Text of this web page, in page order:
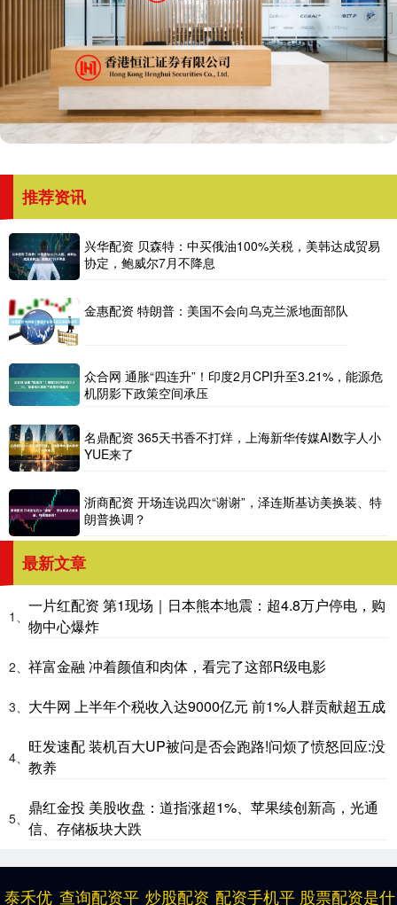
推荐资讯
兴华配资 贝森特：中买俄油100%关税，美韩达成贸易
协定，鲍威尔7月不降息
金惠配资 特朗普：美国不会向乌克兰派地面部队
众合网 通胀“四连升”！印度2月CPI升至3.21%，能源危
机阴影下政策空间承压
名鼎配资 365天书香不打烊，上海新华传媒AI数字人小
YUE来了
浙商配资 开场连说四次“谢谢”，泽连斯基访美换装、特
朗普换调？
最新文章
1、
一片红配资 第1现场｜日本熊本地震：超4.8万户停电，购
物中心爆炸
2、 祥富金融 冲着颜值和肉体，看完了这部R级电影
3、 大牛网 上半年个税收入达9000亿元 前1%人群贡献超五成
4、
旺发速配 装机百大UP被问是否会跑路!问烦了愤怒回应:没
教养
5、
鼎红金投 美股收盘：道指涨超1%、苹果续创新高，光通
信、存储板块大跌
泰禾优 查询配资平 炒股配资 配资手机平 股票配资是什